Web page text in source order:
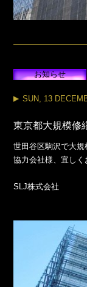
お知らせ
SUN, 13
東京都大規模修
世田谷区駒沢で大規
協力会社様、宜し
SLJ株式会社